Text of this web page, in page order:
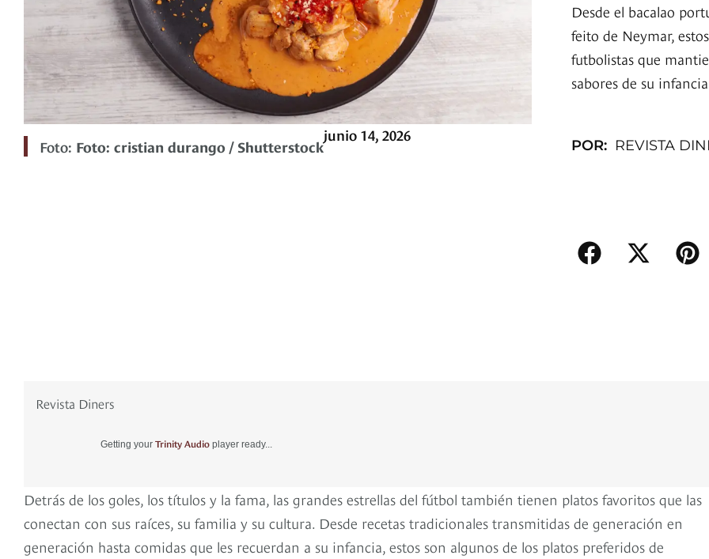
Foto: Foto: cristian durango / Shutterstock
junio 14, 2026
Desde el bacalao
feito de Neymar,
futbolistas que
sabores de su
POR: REVISTA
Revista Diners
Getting your Trinity Audio player ready...
Detrás de los goles, los títulos y la fama, las grandes estrellas del fútbol también tienen platos favoritos que las
conectan con sus raíces, su familia y su cultura. Desde recetas tradicionales transmitidas de generación en
generación hasta comidas que les recuerdan a su infancia, estos son algunos de los platos preferidos de